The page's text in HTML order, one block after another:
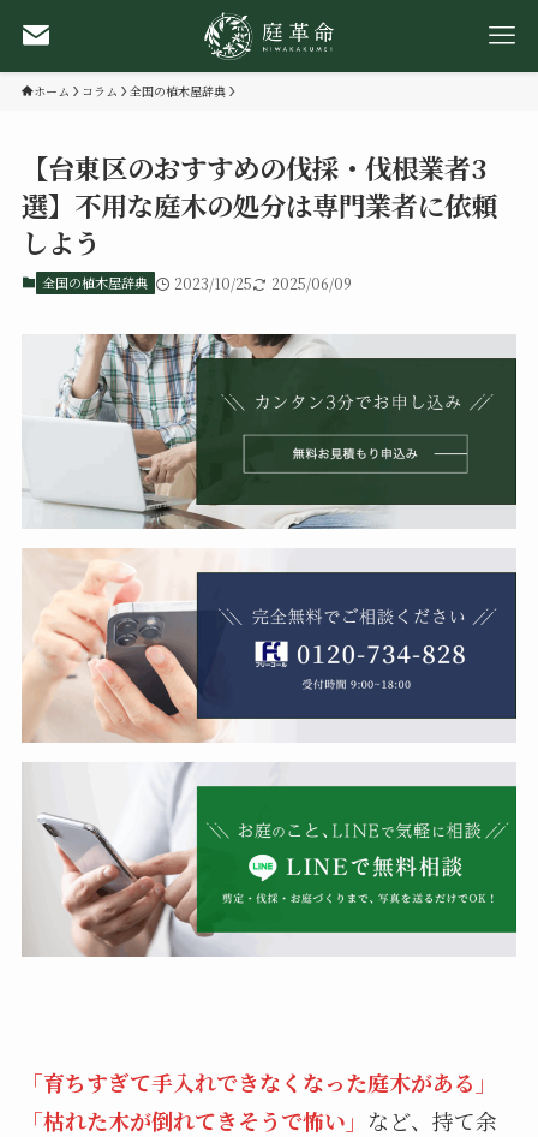
ホーム コラム 全国の植木屋辞典
【台東区のおすすめの伐採・伐根業者3
選】不用な庭木の処分は専門業者に依頼
しよう
全国の植木屋辞典 2023/10/25 2025/06/09
「育ちすぎて手入れできなくなった庭木がある」
「枯れた木が倒れてきそうで怖い」 など、持て余